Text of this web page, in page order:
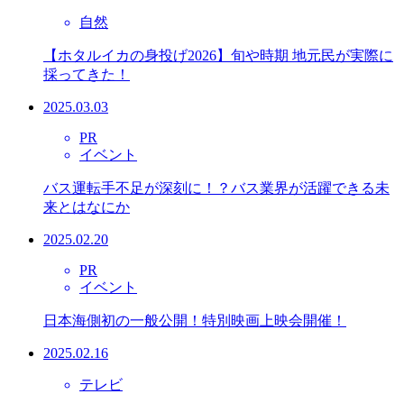
自然
【ホタルイカの身投げ2026】旬や時期 地元民が実際に
採ってきた！
2025.03.03
PR
イベント
バス運転手不足が深刻に！？バス業界が活躍できる未
来とはなにか
2025.02.20
PR
イベント
日本海側初の一般公開！特別映画上映会開催！
2025.02.16
テレビ